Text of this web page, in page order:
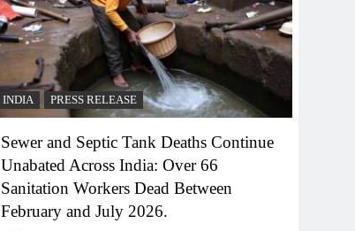
INDIA PRESS RELEASE
Sewer and Septic Tank Deaths Continue
Unabated Across India: Over 66
Sanitation Workers Dead Between
February and July 2026.